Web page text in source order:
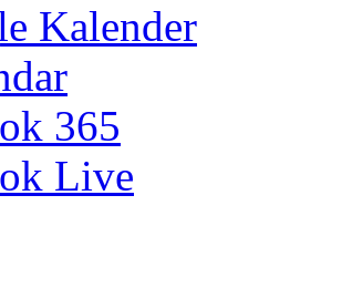
Kalender
365
Live